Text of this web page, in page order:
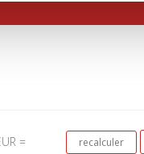
=